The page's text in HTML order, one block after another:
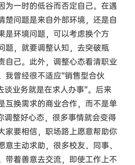
为一时的低谷而否定自己。在遇
楚问题是来自外部环境，还是自
是环境问题，可以考虑换个方
题，就要调整认知，去突破瓶
自己。此外，调整心态看清职业
我曾经很不适应“销售型合伙
谈业务就是在求人办事”。后来
互换需求的商业合作，而不是单
调整好心态，很多事情就会变得
家要相信，职场路上愿意帮助你
意主动求助，很多校友、同事、
带着善意去交流，即使工作上不